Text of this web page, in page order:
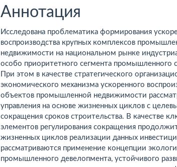
Аннотация
Исследована проблематика формирования
воспроизводства крупных комплексов
недвижимости на национальном рынке
особо приоритетного сегмента промышленного
При этом в качестве стратегического
экономического механизма ускоренного
объектов промышленной недвижимости
управления на основе жизненных циклов с
сокращения сроков строительства. В качестве
элементов регулирования сокращения
жизненных циклов реализации данных
рассматриваются применение концепции
промышленного девелопмента, устойчивого